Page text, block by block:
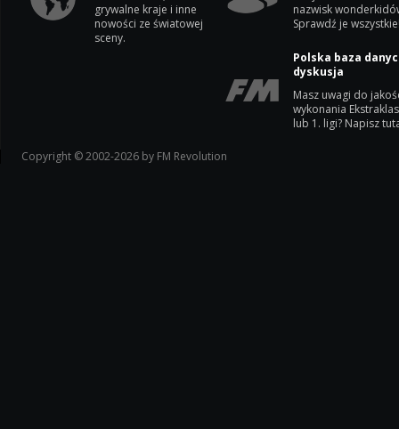
grywalne kraje i inne
nowości ze światowej
sceny.
nazwisk
Sprawdź je
Polska baza
dyskusja
Masz uwagi do
wykonania
lub 1. ligi? Napisz
Copyright © 2002-2026 by FM Revolution